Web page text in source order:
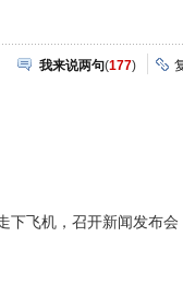
我来说两句(177)
飞机，召开新闻发布会